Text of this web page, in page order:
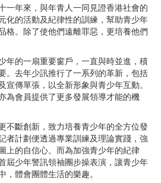
年來，與年青人一同見證香港社會的
化的活動及紀律性的訓練，幫助青少年
格。除了使他們遠離罪惡，更培養他們
的一扇重要窗戶，一直與時並進，積
。去年少訊推行了一系列的革新，包括
傳單張，以全新形象與青少年互動。
為會員提供了更多發展領導才能的機
斷創新，致力培養青少年的全方位發
者計劃便透過專業訓練及理論實踐，強
上的自信心。而為加強青少年的紀律
屆少年警訊領袖團步操表演，讓青少年
體會團體生活的樂趣。